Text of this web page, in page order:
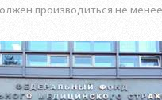
производиться не